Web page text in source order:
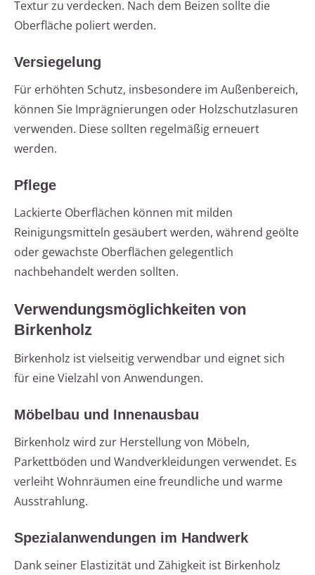
Textur zu verdecken. Nach dem Beizen sollte die
Oberfläche poliert werden.
Versiegelung
Für erhöhten Schutz, insbesondere im Außenbereich,
können Sie Imprägnierungen oder Holzschutzlasuren
verwenden. Diese sollten regelmäßig erneuert
werden.
Pflege
Lackierte Oberflächen können mit milden
Reinigungsmitteln gesäubert werden, während geölte
oder gewachste Oberflächen gelegentlich
nachbehandelt werden sollten.
Verwendungsmöglichkeiten von
Birkenholz
Birkenholz ist vielseitig verwendbar und eignet sich
für eine Vielzahl von Anwendungen.
Möbelbau und Innenausbau
Birkenholz wird zur Herstellung von Möbeln,
Parkettböden und Wandverkleidungen verwendet. Es
verleiht Wohnräumen eine freundliche und warme
Ausstrahlung.
Spezialanwendungen im Handwerk
Dank seiner Elastizität und Zähigkeit ist Birkenholz